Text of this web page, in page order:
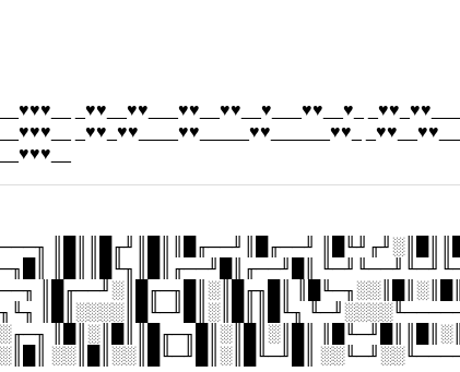
_♥♥__♥♥___♥♥__♥♥__♥___♥♥__♥_
_♥♥_♥♥____♥♥_____♥♥______♥♥_
║█║║█╓╜║█║║█╓──╜║█╓──╜
║█║║█╙╖║█║╓──╜█║╓──╜█║
║█╓──╜░║█╓─╖█║░║█╓╖█║
║█║░░░░║█╙─╜█║░║█║║█╙╖
║█║░║█║║█╓─╖█║░║█║░║█║
░░║█║░░║█╙─╜█║░║█╙─╜█║